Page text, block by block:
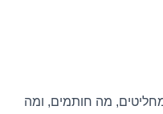
מה חותמים, ומה